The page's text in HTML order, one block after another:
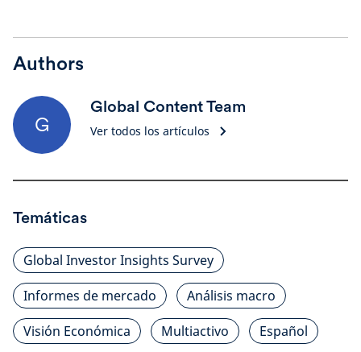
Authors
G
Global Content Team
Ver todos los artículos
Temáticas
Global Investor Insights Survey
Informes de mercado
Análisis macro
Visión Económica
Multiactivo Español